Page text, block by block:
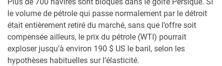
Plus de 700 navires sont bloqués dans le golfe Persique. Si
le volume de pétrole qui passe normalement par le détroit
était entièrement retiré du marché, sans que l’offre soit
compensée ailleurs, le prix du pétrole (WTI) pourrait
exploser jusqu’à environ 190 $ US le baril, selon les
hypothèses habituelles sur l’élasticité.